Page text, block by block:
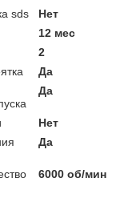
sds
Нет
12 мес
2
Да
Да
Нет
Да
6000 об/мин